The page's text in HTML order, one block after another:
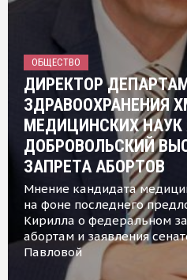
ОБЩЕСТВО
ДИРЕКТОР
ЗДРАВООХРАНЕНИЯ
МЕДИЦИНСКИХ НАУК
ДОБРОВОЛЬСКИЙ
ЗАПРЕТА АБОРТОВ
Мнение кандидата
на фоне последнего
Кирилла о федеральном
абортам и заявления
Павловой